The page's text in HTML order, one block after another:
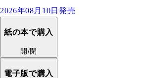
2026年08月10日発売
紙の本で購入
開/閉
電子版で購入